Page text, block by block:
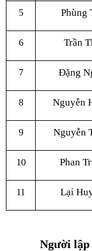
5 Phùng
6 Trần
7 Đặng
8 Nguyễn
9 Nguyễn
10 Phan
11 Lại
Người lập